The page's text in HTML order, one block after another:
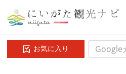
お気に入り